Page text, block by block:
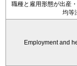
職種と雇用形態が出産
均等
Employment and